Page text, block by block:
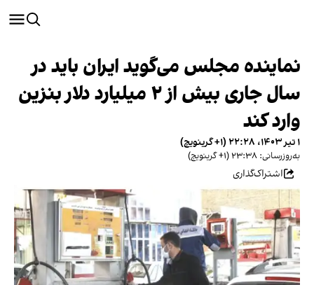
نماینده مجلس می‌گوید ایران باید در
سال جاری بیش از ۲ میلیارد دلار بنزین
وارد کند
۱ تیر ۱۴۰۳، ۲۲:۲۸ (‎+۱ گرینویچ)
به‌روزرسانی: ۲۳:۳۸ (‎+۱ گرینویچ)
اشتراک‌گذاری